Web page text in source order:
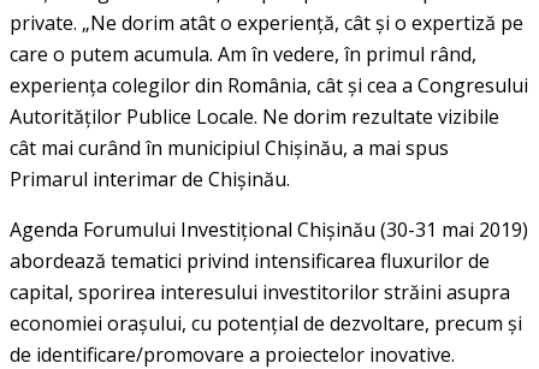
private. „Ne dorim atât o experiență, cât și o expertiză pe
care o putem acumula. Am în vedere, în primul rând,
experiența colegilor din România, cât și cea a Congresului
Autorităților Publice Locale. Ne dorim rezultate vizibile
cât mai curând în municipiul Chișinău, a mai spus
Primarul interimar de Chișinău.
Agenda Forumului Investițional Chișinău (30-31 mai 2019)
abordează tematici privind intensificarea fluxurilor de
capital, sporirea interesului investitorilor străini asupra
economiei orașului, cu potențial de dezvoltare, precum și
de identificare/promovare a proiectelor inovative.